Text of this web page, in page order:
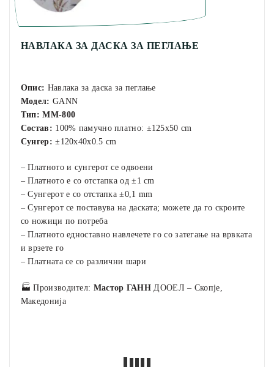
НАВЛАКА ЗА ДАСКА ЗА ПЕГЛАЊЕ
Опис: Навлака за даска за пеглање
Модел: GANN
Тип: MM-800
Состав: 100% памучно платно: ±125х50 cm
Сунгер: ±120х40х0.5 cm
– Платното и сунгерот се одвоени
– Платното е со отстапка од ±1 cm
– Сунгерот е со отстапка ±0,1 mm
– Сунгерот се поставува на даската; можете да го скроите
со ножици по потреба
– Платното едноставно навлечете го со затегање на врвката
и врзете го
– Платната се со различни шари
🏭 Производител: Мастор ГАНН ДООЕЛ – Скопје,
Македонија